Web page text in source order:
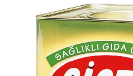
Yakan Biber Turşusu
Biberiye Turşusu
Jalapeno Turşusu